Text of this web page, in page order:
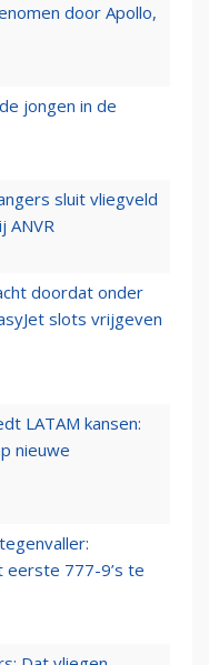
door Apollo,
jongen in de
sluit vliegveld
ANVR
doordat onder
slots vrijgeven
LATAM kansen:
nieuwe
eerste 777-9’s te